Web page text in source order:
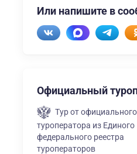
Или напишите в
Официальный
Тур от официального
туроператора из Единого
федерального реестра
туроператоров